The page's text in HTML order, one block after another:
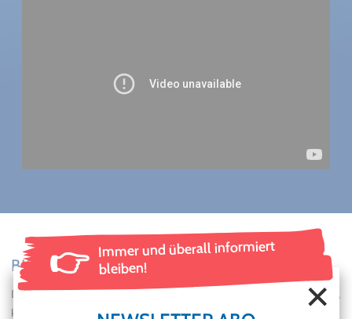
BIOGRAFIE VON GREGORIAN
Die Idee, mittelalterliche Klänge mit moderner Musik zu verbinden,
kam dem Hamburger Musikproduzenten Frank Peterson, als er
👉 Immer und überall informiert
bleiben!